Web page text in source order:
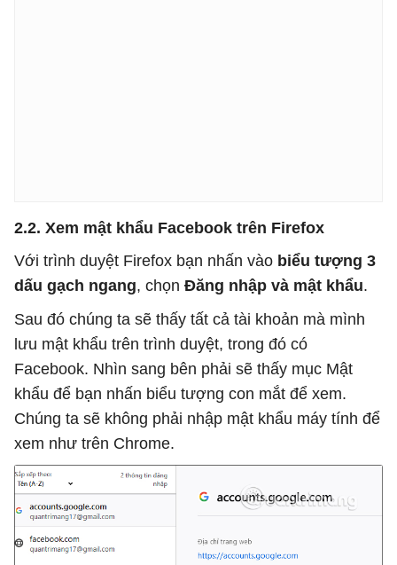
2.2. Xem mật khẩu Facebook trên Firefox
Với trình duyệt Firefox bạn nhấn vào biểu tượng 3
dấu gạch ngang, chọn Đăng nhập và mật khẩu.
Sau đó chúng ta sẽ thấy tất cả tài khoản mà mình
lưu mật khẩu trên trình duyệt, trong đó có
Facebook. Nhìn sang bên phải sẽ thấy mục Mật
khẩu để bạn nhấn biểu tượng con mắt để xem.
Chúng ta sẽ không phải nhập mật khẩu máy tính để
xem như trên Chrome.